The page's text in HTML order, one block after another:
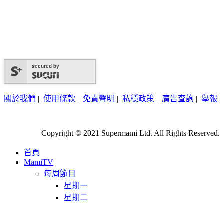
secured by
關於我們 | 使用條款 | 免責聲明 | 私穩政策 | 廣告查詢 | 舉報
Copyright © 2021 Supermami Ltd. All Rights Reserved.
首頁
MamiTV
每周節目
星期一
星期二